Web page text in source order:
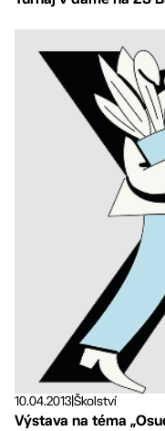
10.04.2013|Školství
Výstava na téma